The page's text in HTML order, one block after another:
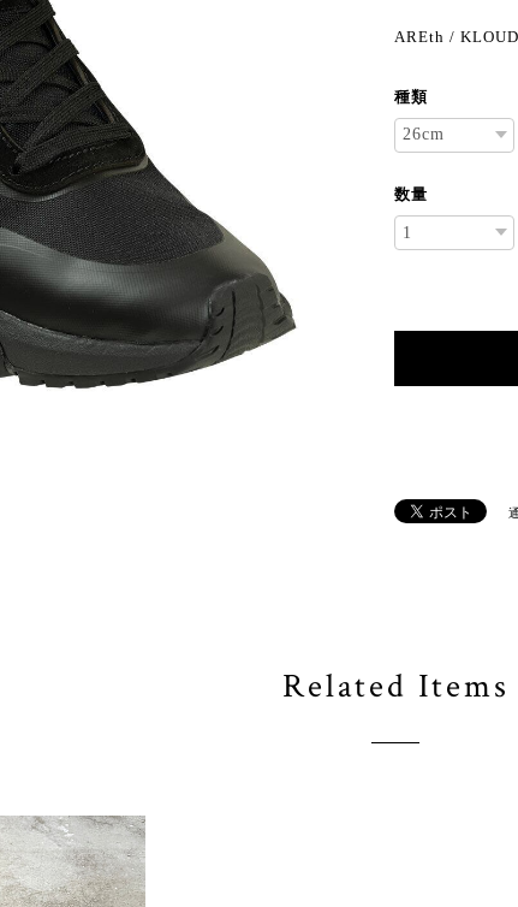
AREth /
種類
数量
Related Items